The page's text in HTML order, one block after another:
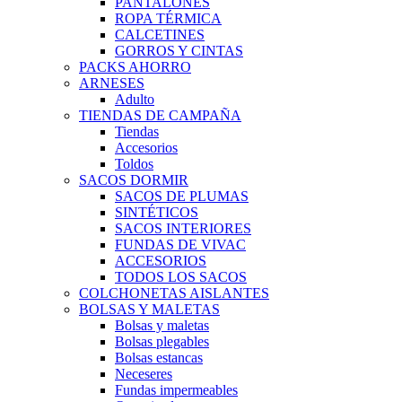
ROPA TÉRMICA
CALCETINES
GORROS Y CINTAS
PACKS AHORRO
ARNESES
Adulto
TIENDAS DE CAMPAÑA
Tiendas
Accesorios
Toldos
SACOS DORMIR
SACOS DE PLUMAS
SINTÉTICOS
SACOS INTERIORES
FUNDAS DE VIVAC
ACCESORIOS
TODOS LOS SACOS
COLCHONETAS AISLANTES
BOLSAS Y MALETAS
Bolsas y maletas
Bolsas plegables
Bolsas estancas
Neceseres
Fundas impermeables